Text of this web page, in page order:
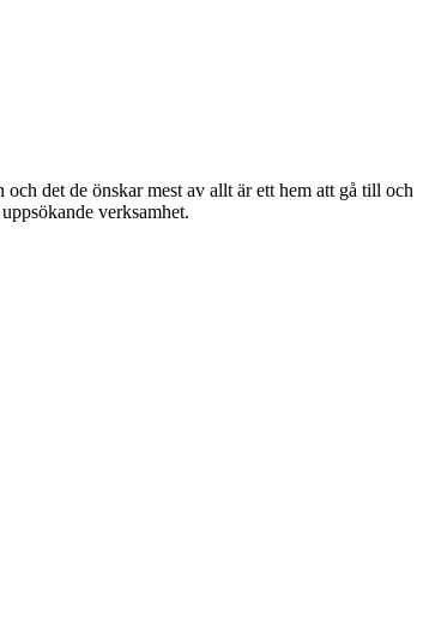
det de önskar mest av allt är ett hem att gå till och
verksamhet.